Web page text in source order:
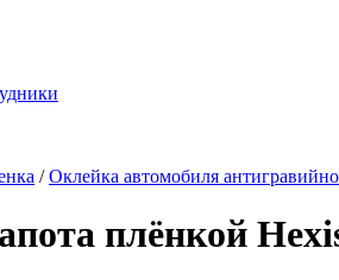
/Оклейка автомобиля
плёнкой